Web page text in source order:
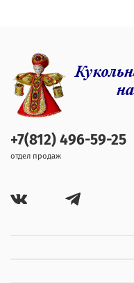
+7(812) 496-59-25
отдел продаж